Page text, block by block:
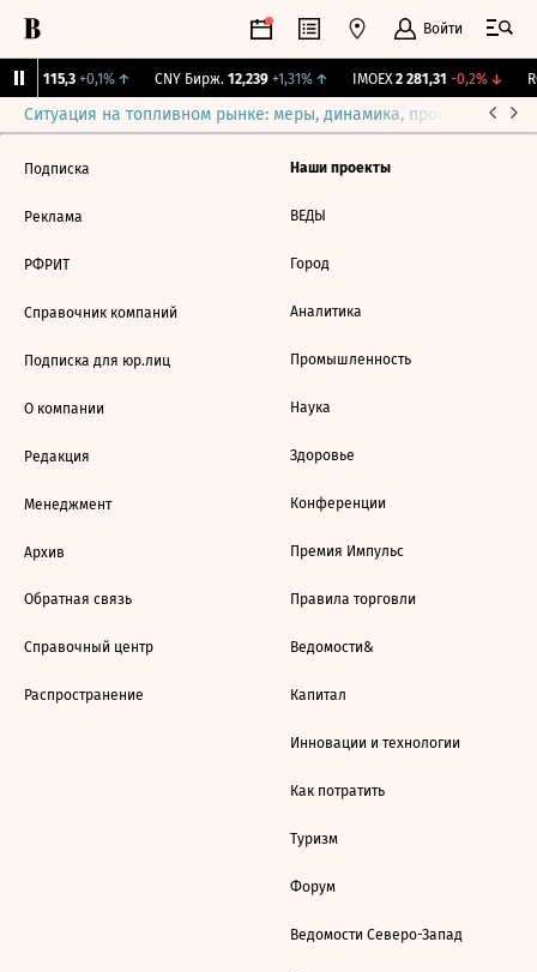
Войти
115,3 +0,1%↑ CNY Бирж. 12,239 +1,31%↑ IMOEX 2 281,31 -0,2%↓
Ситуация на топливном рынке: меры, динамика, прогнозы
Подписка
Реклама
РФРИТ
Справочник компаний
Подписка для юр.лиц
О компании
Редакция
Менеджмент
Архив
Обратная связь
Справочный центр
Распространение
Наши проекты
ВЕДЫ
Город
Аналитика
Промышленность
Наука
Здоровье
Конференции
Премия Импульс
Правила торговли
Ведомости&
Капитал
Инновации и технологии
Как потратить
Туризм
Форум
Ведомости Северо-Запад